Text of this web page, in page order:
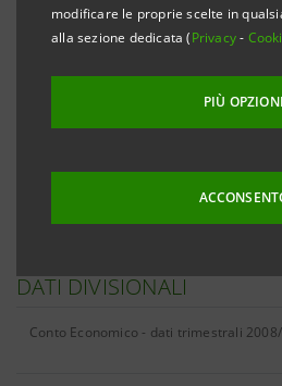
modificare le proprie scelte in
alla sezione dedicata (Privacy-
PIÙ OPZIONI
DATI DIVISIONALI
Conto Economico - dati trimestrali